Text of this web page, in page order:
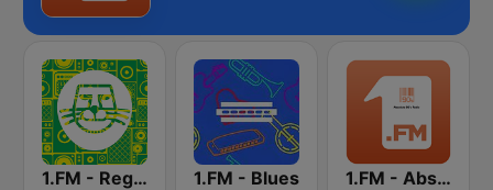
1.FM - Reggae 1.FM - Blues 1.FM - Absolute 90s